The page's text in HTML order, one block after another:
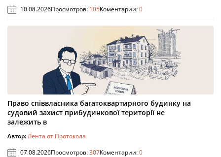
10.08.2026Просмотров: 105Коментарии:0
Право співвласника багатоквартирного будинку на
судовий захист прибудинкової території не
залежить в
Автор:Лента от Протокола
07.08.2026Просмотров:307Коментарии:0